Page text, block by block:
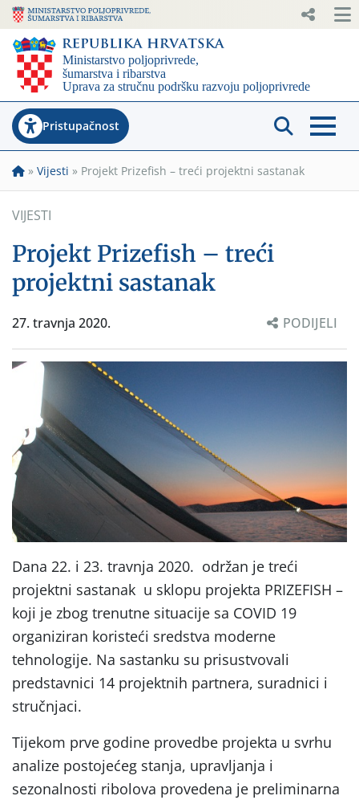
Pristupačnost
» Vijesti » Projekt Prizefish – treći projektni sastanak
VIJESTI
Projekt Prizefish – treći
projektni sastanak
27. travnja 2020. PODIJELI
Dana 22. i 23. travnja 2020. održan je treći
projektni sastanak u sklopu projekta PRIZEFISH –
koji je zbog trenutne situacije sa COVID 19
organiziran koristeći sredstva moderne
tehnologije. Na sastanku su prisustvovali
predstavnici 14 projektnih partnera, suradnici i
stručnjaci.
Tijekom prve godine provedbe projekta u svrhu
analize postojećeg stanja, upravljanja i
sezonalnosti ribolova provedena je preliminarna